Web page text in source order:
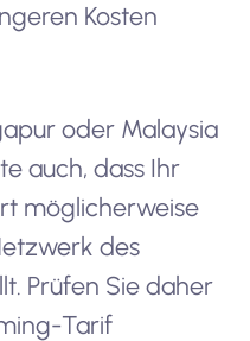
Kosten
oder Malaysia
auch, dass Ihr
möglicherweise
des
Prüfen Sie daher
Tarif